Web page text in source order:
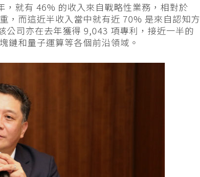
就有 46% 的收入來自戰略性業務，相對於
，而這近半收入當中就有近 70% 是來自認知方
公司亦在去年獲得 9,043 項專利，接近一半的
鏈和量子運算等各個前沿領域。